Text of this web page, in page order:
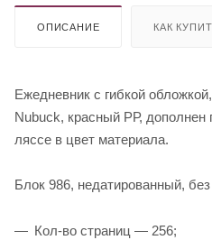
ОПИСАНИЕ КАК
Ежедневник с гибкой
Nubuck, красный РР,
ляссе в цвет материала.
Блок 986, недатированный,
Кол-во страниц — 256;